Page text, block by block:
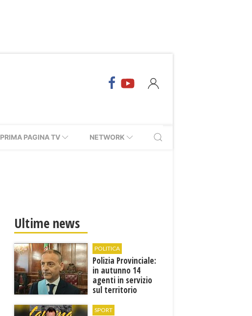
PRIMA PAGINA TV NETWORK
Ultime news
POLITICA
Polizia Provinciale:
in autunno 14
agenti in servizio
sul territorio
SPORT